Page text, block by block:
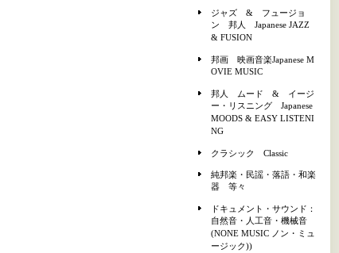
ジャズ & フュージョ
ン 邦人 Japanese JAZZ
& FUSION
邦画 映画音楽Japanese M
OVIE MUSIC
邦人 ムード & イージ
ー・リスニング Japanese
MOODS & EASY LISTENI
NG
クラシック Classic
純邦楽・民謡・落語・和楽
器 等々
ドキュメント・サウンド：
自然音・人工音・機械音
(NONE MUSIC ノン・ミュ
ージック))